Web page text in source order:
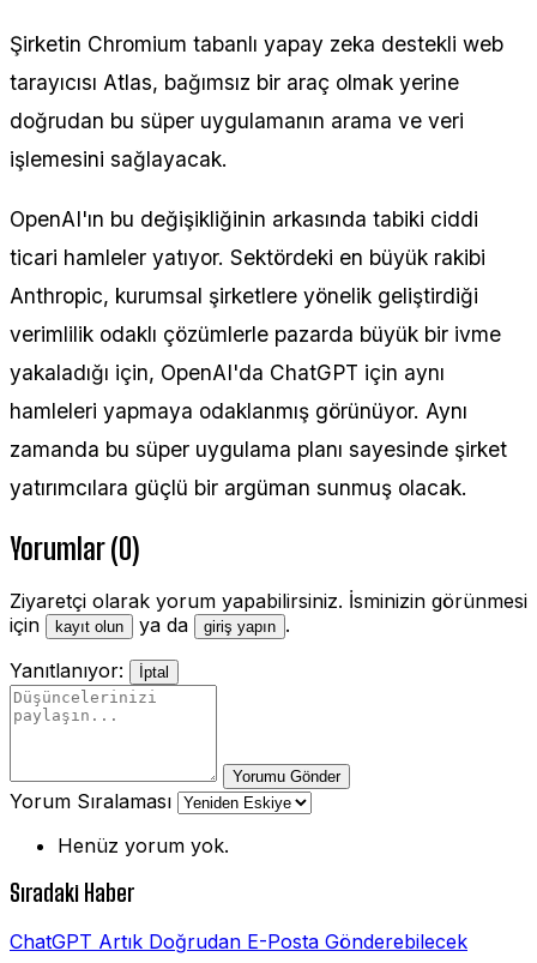
Şirketin Chromium tabanlı yapay zeka destekli web
tarayıcısı Atlas, bağımsız bir araç olmak yerine
doğrudan bu süper uygulamanın arama ve veri
işlemesini sağlayacak.
OpenAI'ın bu değişikliğinin arkasında tabiki ciddi
ticari hamleler yatıyor. Sektördeki en büyük rakibi
Anthropic, kurumsal şirketlere yönelik geliştirdiği
verimlilik odaklı çözümlerle pazarda büyük bir ivme
yakaladığı için, OpenAI'da ChatGPT için aynı
hamleleri yapmaya odaklanmış görünüyor. Aynı
zamanda bu süper uygulama planı sayesinde şirket
yatırımcılara güçlü bir argüman sunmuş olacak.
Yorumlar (0)
Ziyaretçi olarak yorum yapabilirsiniz. İsminizin görünmesi
için
kayıt olun ya da giriş yapın .
Yanıtlanıyor:
İptal
Yorumu Gönder
Yorum Sıralaması
Henüz yorum yok.
Sıradaki Haber
ChatGPT Artık Doğrudan E-Posta Gönderebilecek